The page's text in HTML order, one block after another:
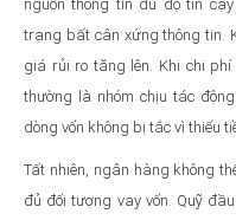
nguồn thông tin đủ độ tin
trạng bất cân xứng thông tin.
giá rủi ro tăng lên. Khi chi
thường là nhóm chịu tác
dòng vốn không bị tắc vì thiếu
Tất nhiên, ngân hàng không
đủ đối tượng vay vốn. Quỹ